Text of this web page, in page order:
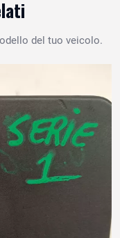
del tuo veicolo.